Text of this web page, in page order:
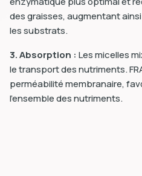
des graisses, augmentant
les substrats.
3. Absorption : Les micelles
le transport des nutriments.
perméabilité membranaire,
l’ensemble des nutriments.